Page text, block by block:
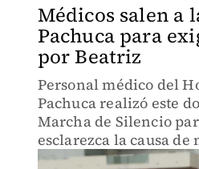
Médicos salen a
Pachuca para
por Beatriz
Personal médico del
Pachuca realizó este
Marcha de Silencio
esclarezca la causa de